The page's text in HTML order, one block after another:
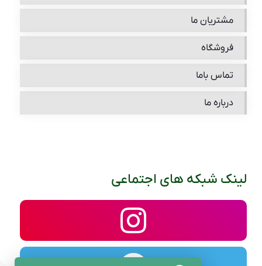
مشتریان ما
فروشگاه
تماس باما
درباره ما
لینک شبکه های اجتماعی